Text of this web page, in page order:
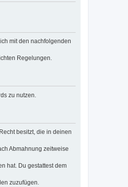
mit den nachfolgenden
Regelungen.
zu nutzen.
besitzt, die in deinen
Abmahnung zeitweise
hat. Du gestattest dem
zuzufügen.